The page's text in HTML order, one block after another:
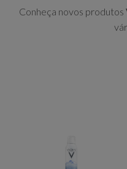
Conheça novos produtos